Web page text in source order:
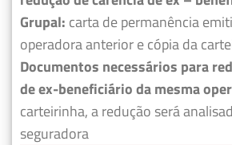
Grupal: carta de permanência
operadora anterior e cópia da
Documentos necessários para
de ex-beneficiário da mesma
carteirinha, a redução será
seguradora